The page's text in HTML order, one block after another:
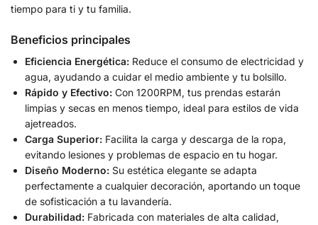
tiempo para ti y tu familia.
Beneficios principales
Eficiencia Energética: Reduce el consumo de electricidad y
agua, ayudando a cuidar el medio ambiente y tu bolsillo.
Rápido y Efectivo: Con 1200RPM, tus prendas estarán
limpias y secas en menos tiempo, ideal para estilos de vida
ajetreados.
Carga Superior: Facilita la carga y descarga de la ropa,
evitando lesiones y problemas de espacio en tu hogar.
Diseño Moderno: Su estética elegante se adapta
perfectamente a cualquier decoración, aportando un toque
de sofisticación a tu lavandería.
Durabilidad: Fabricada con materiales de alta calidad,